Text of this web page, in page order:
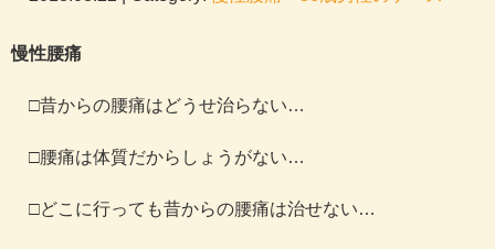
慢性腰痛
□昔からの腰痛はどうせ治らない…
□腰痛は体質だからしょうがない…
□どこに行っても昔からの腰痛は治せない…